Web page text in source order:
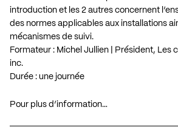
introduction et les 2 autres concernent
des normes applicables aux installations
mécanismes de suivi.
Formateur : Michel Jullien | Président, Les
inc.
Durée : une journée
Pour plus d’information…